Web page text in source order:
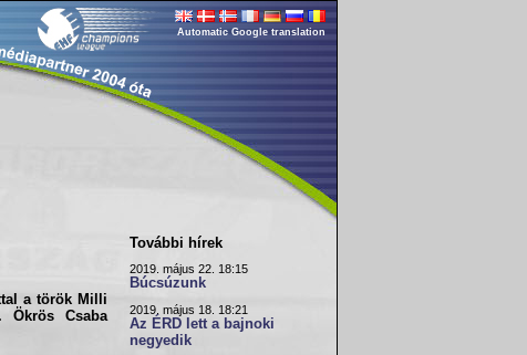
Automatic Google translation
a török Milli
Ökrös Csaba
További hírek
2019. május 22. 18:15
Búcsúzunk
2019. május 18. 18:21
Az ÉRD lett a bajnoki
negyedik